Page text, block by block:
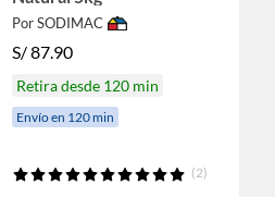
Por SODIMAC
S/87.90
Retira desde 120 min
Envío en 120 min
(2)